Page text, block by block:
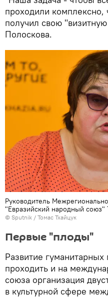
проходили
получил свою
Полоскова.
Руководитель
"Евразийский народный союз"
© Sputnik / Томас Тхайцук
Первые "плоды"
Развитие
проходить и на
союза организация
в культурной сфере